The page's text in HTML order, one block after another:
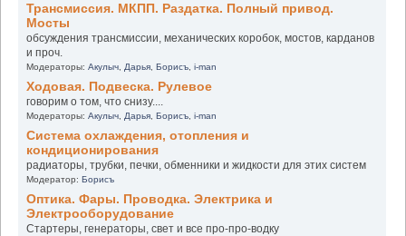
Трансмиссия. МКПП. Раздатка. Полный привод.
Мосты
обсуждения трансмиссии, механических коробок, мостов, карданов
и проч.
Модераторы: Акулыч, Дарья, Борисъ, i-man
Ходовая. Подвеска. Рулевое
говорим о том, что снизу....
Модераторы: Акулыч, Дарья, Борисъ, i-man
Система охлаждения, отопления и
кондиционирования
радиаторы, трубки, печки, обменники и жидкости для этих систем
Модератор: Борисъ
Оптика. Фары. Проводка. Электрика и
Электрооборудование
Стартеры, генераторы, свет и все про-про-водку